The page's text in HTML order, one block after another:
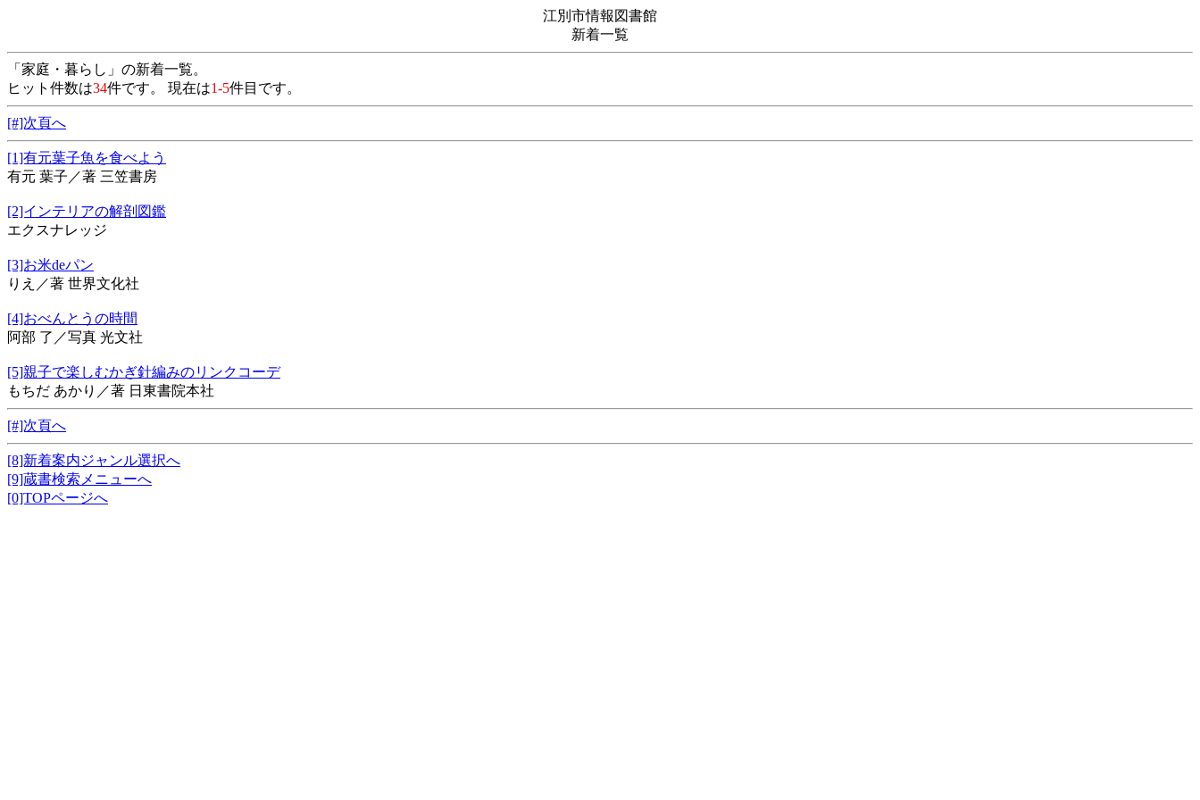
江別市情報図書館
新着一覧
「家庭・暮らし」の新着一覧。
ヒット件数は34件です。 現在は1-5件目です。
[#]次頁へ
[1]有元葉子魚を食べよう
有元 葉子／著 三笠書房
[2]インテリアの解剖図鑑
エクスナレッジ
[3]お米deパン
りえ／著 世界文化社
[4]おべんとうの時間
阿部 了／写真 光文社
[5]親子で楽しむかぎ針編みのリンクコーデ
もちだ あかり／著 日東書院本社
[#]次頁へ
[8]新着案内ジャンル選択へ
[9]蔵書検索メニューへ
[0]TOPページへ